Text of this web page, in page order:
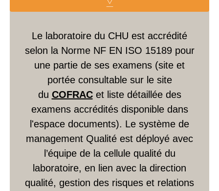
Le laboratoire du CHU est accrédité
selon la Norme NF EN ISO 15189 pour
une partie de ses examens (site et
portée consultable sur le site
du COFRACet liste détaillée des
examens accrédités disponible dans
l'espace documents). Le système de
management Qualité est déployé avec
l’équipe de la cellule qualité du
laboratoire, en lien avec la direction
qualité, gestion des risques et relations